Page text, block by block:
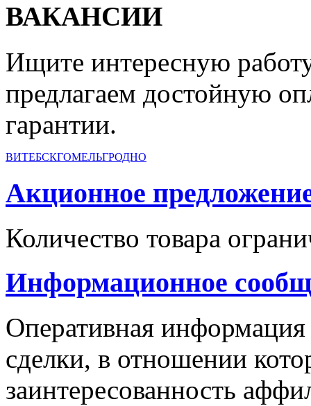
ВАКАНСИИ
Ищите интересную
предлагаем достойную
гарантии.
ВИТЕБСКГОМЕЛЬГРОДНО
Акционное
Количество товара
Информационное
Оперативная
сделки, в отношении
заинтересованность